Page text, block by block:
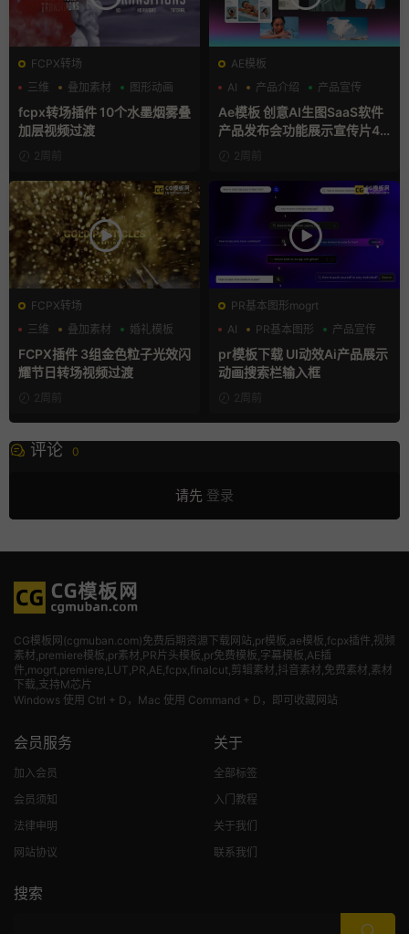
FCPX转场
三维
叠加素材 图形动画
fcpx转场插件 10个水墨烟雾叠
加层视频过渡
2周前
AE模板
AI
产品介绍 产品宣传
Ae模板 创意AI生图SaaS软件
产品发布会功能展示宣传片4K
片头2周前
FCPX转场
三维
叠加素材 婚礼模板
FCPX插件 3组金色粒子光效闪
耀节日转场视频过渡
2周前
PR基本图形mogrt
AI
PR基本图形 产品宣传
pr模板下载 UI动效Ai产品展示
动画搜索栏输入框
2周前
评论 0
请先 登录
CG模板网(cgmuban.com)免费后期资源下载网站,pr模板,ae模板,fcpx插件,视频
素材 ,premiere模板,pr素材,PR片头模板,pr免费模板,字幕模板,AE插
件,mogrt,premiere,LUT,PR,AE,fcpx,finalcut,剪辑素材,抖音素材,免费素材,素材
下载,支持M芯片
Windows 使用 Ctrl + D，Mac 使用 Command + D，即可收藏网站
会员服务
加入会员
会员须知
法律申明
网站协议
关于
全部标签
入门教程
关于我们
联系我们
搜索